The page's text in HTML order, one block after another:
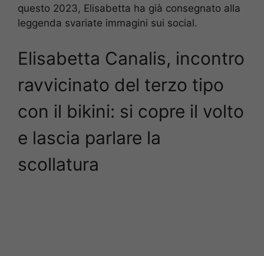
questo 2023, Elisabetta ha già consegnato alla
leggenda svariate immagini sui social.
Elisabetta Canalis, incontro
ravvicinato del terzo tipo
con il bikini: si copre il volto
e lascia parlare la
scollatura